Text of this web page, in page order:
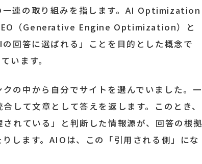
一連の取り組みを指します。AI Optimization
（Generative Engine Optimization）と
回答に選ばれる」ことを目的とした概念で
います。
の中から自分でサイトを選んでいました。一
して文章として答えを返します。このとき、
れている」と判断した情報源が、回答の根拠
します。AIOは、この「引用される側」にな